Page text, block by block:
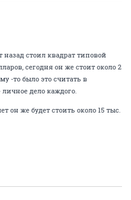
стоил квадрат типовой
сегодня он же стоит около 2
-то было это считать в
дело каждого.
он же будет стоить около 15 тыс.